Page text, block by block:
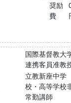
奨励
費
国際基督教大
連携客員准教
立教新座中学
校・高等学校
常勤講師